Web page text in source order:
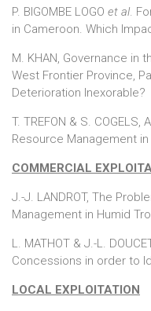
P. BIGOMBE LOGO et al.
in Cameroon. Which
M. KHAN, Governance in
West Frontier Province,
Deterioration Inexorable?
T. TREFON & S.
Resource Management
COMMERCIAL
J.-J. LANDROT, The
Management in Humid
L. MATHOT & J.-L.
Concessions in order to
LOCAL EXPLOITATION